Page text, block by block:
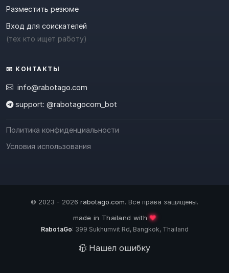
Разместить резюме
Вход для соискателей
(тех кто ищет работу)
📧 КОНТАКТЫ
info@rabotago.com
support: @rabotagocom_bot
Политика конфиденциальности
Условия использования
© 2023 - 2026 rabotago.com. Все права защищены.
made in Thailand with❤️
RabotaGo: 399 Sukhumvit Rd, Bangkok, Thailand
Нашел ошибку